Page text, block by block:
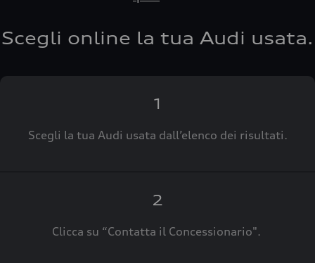
Scegli online la tua Audi usata.
1
Scegli la tua Audi usata dall’elenco dei risultati.
2
Clicca su “Contatta il Concessionario".